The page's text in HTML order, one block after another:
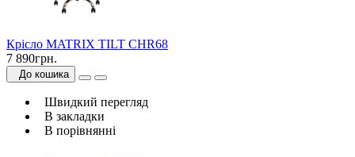
Крісло MATRIX TILT CHR68
7 890грн.
До кошика
Швидкий перегляд
В закладки
В порівнянні